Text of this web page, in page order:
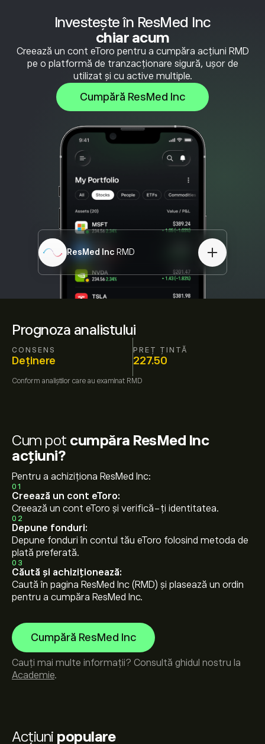
Prognoza analistului
CONSENS
Deținere
PREȚ ȚINTĂ
227.50
Conform analiștilor care au examinat RMD
Investește în ResMed Inc
chiar acum
Creează un cont eToro pentru a cumpăra acțiuni RMD
pe o platformă de tranzacționare sigură, ușor de
utilizat și cu active multiple.
Cumpără ResMed Inc
ResMed Inc RMD
Acțiuni populare
Cum pot cumpăra ResMed Inc
acțiuni?
Pentru a achiziționa ResMed Inc:
01
Creează un cont eToro:
Creează un cont eToro și verifică-ți identitatea.
02
Depune fonduri:
Depune fonduri în contul tău eToro folosind metoda de
plată preferată.
03
Căută și achiziționează:
Caută în pagina ResMed Inc (RMD) și plasează un ordin
pentru a cumpăra ResMed Inc.
Cumpără ResMed Inc
Cauți mai multe informații? Consultă ghidul nostru la
Academie.